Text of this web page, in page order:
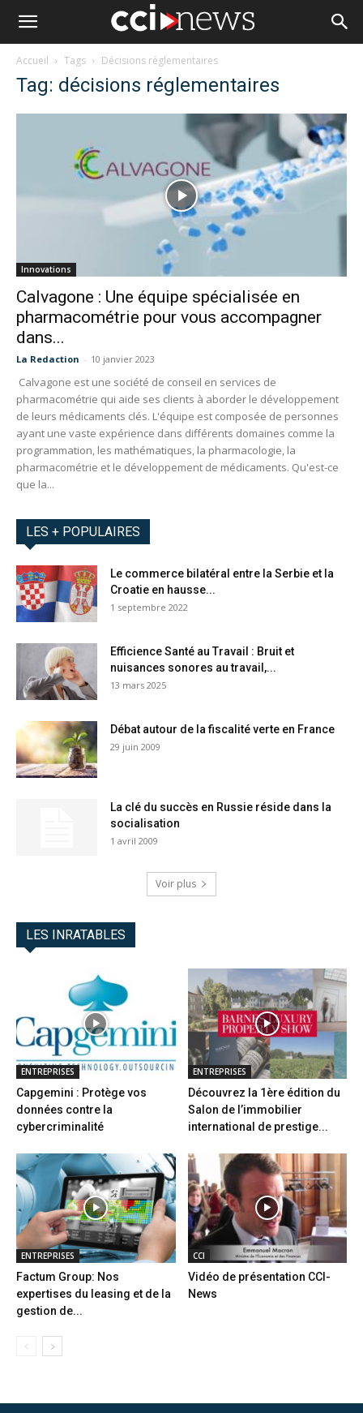
Accueil Tags Décisions réglementaires
Tag: décisions réglementaires
Innovations
Calvagone : Une équipe spécialisée en
pharmacométrie pour vous accompagner
dans...
La Redaction - 10 janvier 2023
Calvagone est une société de conseil en services de
pharmacométrie qui aide ses clients à aborder le développement
de leurs médicaments clés. L'équipe est composée de personnes
ayant une vaste expérience dans différents domaines comme la
programmation, les mathématiques, la pharmacologie, la
pharmacométrie et le développement de médicaments. Qu'est-ce
que la...
LES + POPULAIRES
Le commerce bilatéral entre la Serbie et la
Croatie en hausse...
1 septembre 2022
Efficience Santé au Travail : Bruit et
nuisances sonores au travail,...
13 mars 2025
Débat autour de la fiscalité verte en France
29 juin 2009
La clé du succès en Russie réside dans la
socialisation
1 avril 2009
Voir plus
LES INRATABLES
ENTREPRISES
Capgemini : Protège vos
données contre la
cybercriminalité
ENTREPRISES
Découvrez la 1ère édition du
Salon de l’immobilier
international de prestige...
ENTREPRISES
Factum Group: Nos
expertises du leasing et de la
gestion de...
CCI
Vidéo de présentation CCI-
News